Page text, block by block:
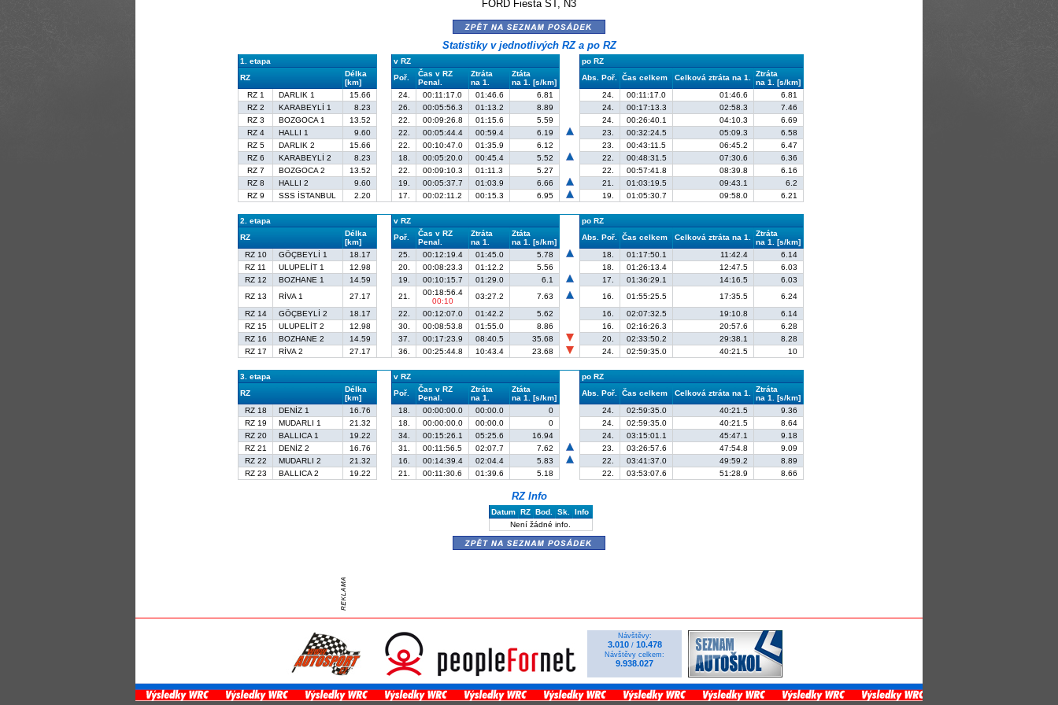
FORD Fiesta ST, N3
zpět na seznam posádek
Statistiky v jednotlivých RZ a po RZ
1. etapa v RZ
po RZ
RZ
Délka
[km]
Poř.
Čas v RZ
Penal.
Ztráta
na 1.
Ztáta
na 1. [s/km]
Abs. Poř. Čas celkem Celková ztráta na 1.
Ztráta
na 1. [s/km]
RZ 1
DARLIK 1 15.66 24. 00:11:17.0 01:46.6 6.81 24. 00:11:17.0 01:46.6
6.81
RZ 2
KARABEYLİ 1 8.23 26. 00:05:56.3 01:13.2 8.89 24. 00:17:13.3 02:58.3
7.46
RZ 3
BOZGOCA 1 13.52 22. 00:09:26.8 01:15.6 5.59 24. 00:26:40.1 04:10.3
6.69
RZ 4
HALLI 1 9.60 22. 00:05:44.4 00:59.4 6.19 23. 00:32:24.5 05:09.3
6.58
RZ 5
DARLIK 2 15.66 22. 00:10:47.0 01:35.9 6.12 23. 00:43:11.5 06:45.2
6.47
RZ 6
KARABEYLİ 2 8.23 18. 00:05:20.0 00:45.4 5.52 22. 00:48:31.5 07:30.6
6.36
RZ 7
BOZGOCA 2 13.52 22. 00:09:10.3 01:11.3 5.27 22. 00:57:41.8 08:39.8
6.16
RZ 8
HALLI 2 9.60 19. 00:05:37.7 01:03.9 6.66 21. 01:03:19.5 09:43.1
6.2
RZ 9
SSS İSTANBUL 2.20 17. 00:02:11.2 00:15.3 6.95 19. 01:05:30.7 09:58.0 6.21
2. etapa v RZ
po RZ
RZ
Délka
[km]
Poř.
Čas v RZ
Penal.
Ztráta
na 1.
Ztáta
na 1. [s/km]
Abs. Poř. Čas celkem Celková ztráta na 1.
Ztráta
na 1. [s/km]
RZ 10
GÖÇBEYLİ 1 18.17 25. 00:12:19.4 01:45.0 5.78 18. 01:17:50.1 11:42.4
6.14
RZ 11
ULUPELİT 1 12.98 20. 00:08:23.3 01:12.2 5.56 18. 01:26:13.4 12:47.5
6.03
RZ 12
BOZHANE 1 14.59 19. 00:10:15.7 01:29.0 6.1 17. 01:36:29.1 14:16.5
6.03
RZ 13
RİVA 1 27.17 21.
00:18:56.4
00:10
03:27.2 7.63 16. 01:55:25.5 17:35.5
6.24
RZ 14
GÖÇBEYLİ 2 18.17 22. 00:12:07.0 01:42.2 5.62 16. 02:07:32.5 19:10.8
6.14
RZ 15
ULUPELİT 2 12.98 30. 00:08:53.8 01:55.0 8.86 16. 02:16:26.3 20:57.6
6.28
RZ 16
BOZHANE 2 14.59 37. 00:17:23.9 08:40.5 35.68 20. 02:33:50.2 29:38.1
8.28
RZ 17
RİVA 2 27.17 36. 00:25:44.8 10:43.4 23.68 24. 02:59:35.0 40:21.5 10
3. etapa v RZ
po RZ
RZ
Délka
[km]
Poř.
Čas v RZ
Penal.
Ztráta
na 1.
Ztáta
na 1. [s/km]
Abs. Poř. Čas celkem Celková ztráta na 1.
Ztráta
na 1. [s/km]
RZ 18
DENİZ 1 16.76 18. 00:00:00.0 00:00.0 0 24. 02:59:35.0 40:21.5
9.36
RZ 19
MUDARLI 1 21.32 18. 00:00:00.0 00:00.0 0 24. 02:59:35.0 40:21.5
8.64
RZ 20
BALLICA 1 19.22 34. 00:15:26.1 05:25.6 16.94 24. 03:15:01.1 45:47.1
9.18
RZ 21
DENİZ 2 16.76 31. 00:11:56.5 02:07.7 7.62 23. 03:26:57.6 47:54.8
9.09
RZ 22
MUDARLI 2 21.32 16. 00:14:39.4 02:04.4 5.83 22. 03:41:37.0 49:59.2
8.89
RZ 23
BALLICA 2 19.22 21. 00:11:30.6 01:39.6 5.18 22. 03:53:07.6 51:28.9 8.66
RZ Info
Datum RZ Bod. Sk.
Info
Není žádné info.
zpět na seznam posádek
Návštěvy:
3.010/ 10.478
Návštěvy celkem:
9.938.027